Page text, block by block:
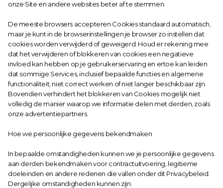
onze Site en andere websites beter af te stemmen.
De meeste browsers accepteren Cookies standaard automatisch,
maar je kunt in de browserinstellingen je browser zo instellen dat
cookies worden verwijderd of geweigerd. Houd er rekening mee
dat het verwijderen of blokkeren van cookies een negatieve
invloed kan hebben op je gebruikerservaring en ertoe kan leiden
dat sommige Services, inclusief bepaalde functies en algemene
functionaliteit, niet correct werken of niet langer beschikbaar zijn.
Bovendien verhindert het blokkeren van Cookies mogelijk niet
volledig de manier waarop we informatie delen met derden, zoals
onze advertentiepartners.
Hoe we persoonlijke gegevens bekendmaken
In bepaalde omstandigheden kunnen we je persoonlijke gegevens
aan derden bekendmaken voor contractuitvoering, legitieme
doeleinden en andere redenen die vallen onder dit Privacybeleid.
Dergelijke omstandigheden kunnen zijn: